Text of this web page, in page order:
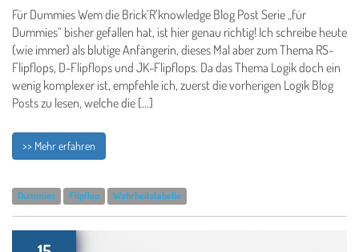
Für Dummies Wem die Brick’R’knowledge Blog Post Serie „für
Dummies“ bisher gefallen hat, ist hier genau richtig! Ich schreibe heute
(wie immer) als blutige Anfängerin, dieses Mal aber zum Thema RS-
Flipflops, D-Flipflops und JK-Flipflops. Da das Thema Logik doch ein
wenig komplexer ist, empfehle ich, zuerst die vorherigen Logik Blog
Posts zu lesen, welche die […]
>> Mehr erfahren
Dummies Flipflop Wahrheitstabelle